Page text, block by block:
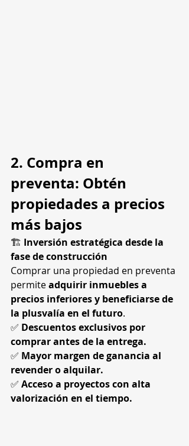
2. Compra en
preventa: Obtén
propiedades a precios
más bajos
🏗 Inversión estratégica desde la
fase de construcción
Comprar una propiedad en preventa
permite adquirir inmuebles a
precios inferiores y beneficiarse de
la plusvalía en el futuro.
✅ Descuentos exclusivos por
comprar antes de la entrega.
✅ Mayor margen de ganancia al
revender o alquilar.
✅ Acceso a proyectos con alta
valorización en el tiempo.